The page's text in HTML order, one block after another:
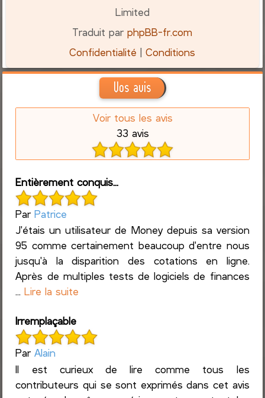
Limited
Traduit parphpBB-fr.com
Confidentialité |Conditions
Vos avis
Voir tous les avis
33 avis
Entièrement conquis...
ParPatrice
J'étais un utilisateur de Money depuis sa version
95 comme certainement beaucoup d'entre nous
jusqu'à la disparition des cotations en ligne.
Après de multiples tests de logiciels de finances
...Lire la suite
Irremplaçable
ParAlain
Il est curieux de lire comme tous les
contributeurs qui se sont exprimés dans cet avis